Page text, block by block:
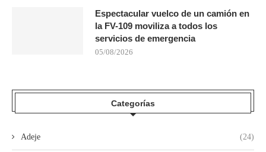
Espectacular vuelco de un camión en
la FV-109 moviliza a todos los
servicios de emergencia
05/08/2026
Categorías
Adeje (24)